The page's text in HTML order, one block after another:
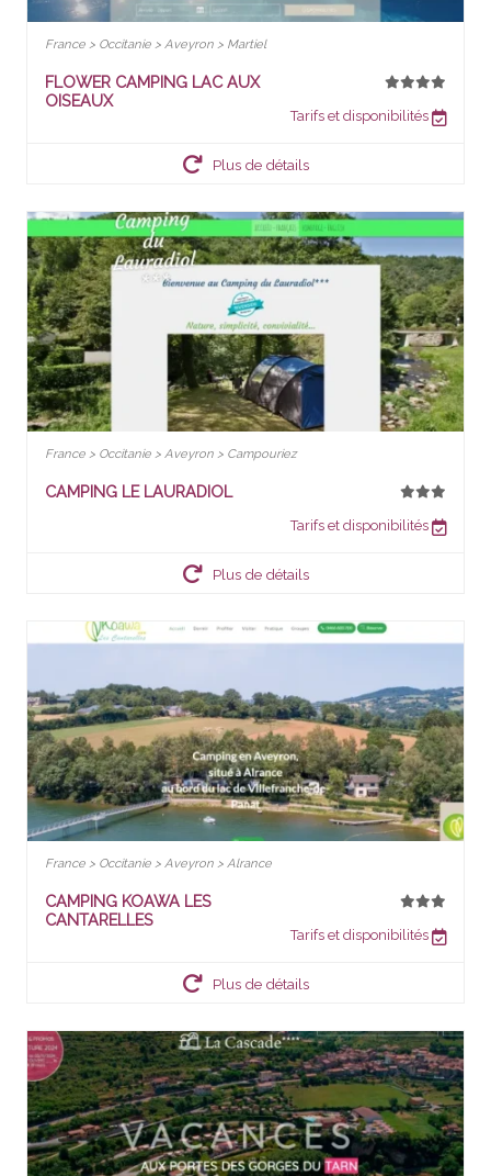
France > Occitanie > Aveyron > Martiel
FLOWER CAMPING LAC AUX
OISEAUX
Tarifs et disponibilités
Plus de détails
France > Occitanie > Aveyron > Campouriez
CAMPING LE LAURADIOL
Tarifs et disponibilités
Plus de détails
France > Occitanie > Aveyron > Alrance
CAMPING KOAWA LES
CANTARELLES
Tarifs et disponibilités
Plus de détails